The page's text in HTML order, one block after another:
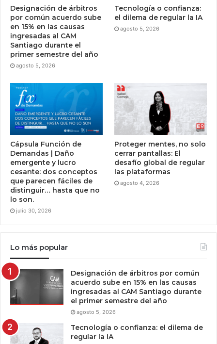
Designación de árbitros
por común acuerdo sube
en 15% en las causas
ingresadas al CAM
Santiago durante el
primer semestre del año
agosto 5, 2026
Tecnología o confianza:
el dilema de regular la IA
agosto 5, 2026
Cápsula Función de
Demandas | Daño
emergente y lucro
cesante: dos conceptos
que parecen fáciles de
distinguir… hasta que no
lo son.
julio 30, 2026
Proteger mentes, no solo
cerrar pantallas: El
desafío global de regular
las plataformas
agosto 4, 2026
Lo más popular
Designación de árbitros por común
acuerdo sube en 15% en las causas
ingresadas al CAM Santiago durante
el primer semestre del año
agosto 5, 2026
Tecnología o confianza: el dilema de
regular la IA